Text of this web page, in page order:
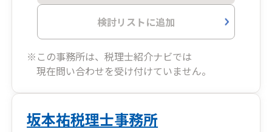
検討リストに追加
※この事務所は、税理士紹介ナビでは
現在問い合わせを受け付けていません。
坂本祐税理士事務所